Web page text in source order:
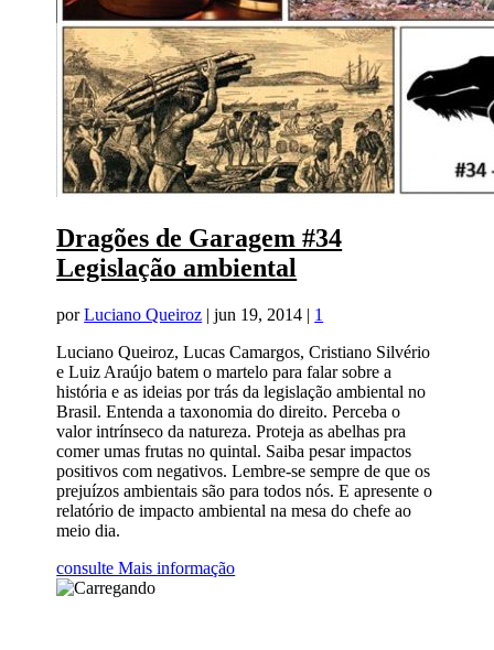
Dragões de Garagem #34
Legislação ambiental
porLuciano Queiroz |jun 19, 2014 | 1
Luciano Queiroz, Lucas Camargos, Cristiano Silvério
e Luiz Araújo batem o martelo para falar sobre a
história e as ideias por trás da legislação ambiental no
Brasil. Entenda a taxonomia do direito. Perceba o
valor intrínseco da natureza. Proteja as abelhas pra
comer umas frutas no quintal. Saiba pesar impactos
positivos com negativos. Lembre-se sempre de que os
prejuízos ambientais são para todos nós. E apresente o
relatório de impacto ambiental na mesa do chefe ao
meio dia.
consulte Mais informação